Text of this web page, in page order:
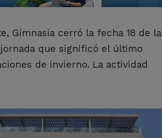
Gimnasia cerró la fecha 18 de la
que significó el último
de invierno. La actividad